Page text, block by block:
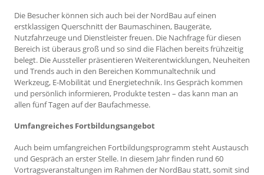
Die Besucher können sich auch bei der NordBau auf einen
erstklassigen Querschnitt der Baumaschinen, Baugeräte,
Nutzfahrzeuge und Dienstleister freuen. Die Nachfrage für diesen
Bereich ist überaus groß und so sind die Flächen bereits frühzeitig
belegt. Die Aussteller präsentieren Weiterentwicklungen, Neuheiten
und Trends auch in den Bereichen Kommunaltechnik und
Werkzeug, E-Mobilität und Energietechnik. Ins Gespräch kommen
und persönlich informieren, Produkte testen – das kann man an
allen fünf Tagen auf der Baufachmesse.
Umfangreiches Fortbildungsangebot
Auch beim umfangreichen Fortbildungsprogramm steht Austausch
und Gespräch an erster Stelle. In diesem Jahr finden rund 60
Vortragsveranstaltungen im Rahmen der NordBau statt, somit sind